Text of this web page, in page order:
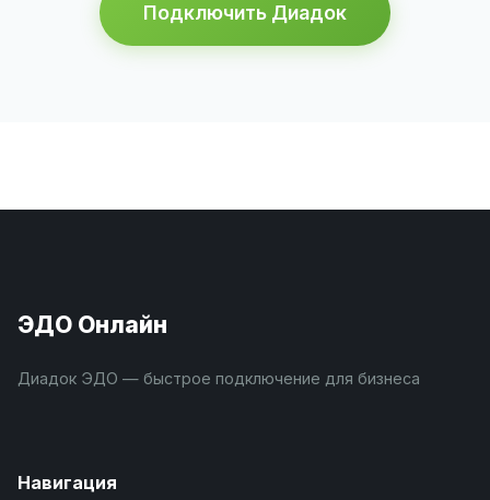
Подключить Диадок
ЭДО Онлайн
Диадок ЭДО — быстрое подключение для бизнеса
Навигация